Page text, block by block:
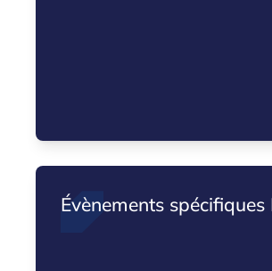
Évènements spécifiques